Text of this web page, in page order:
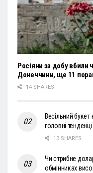
Росіяни за добу вбили
Донеччини, ще 11
14 SHARES
Весільний букет
головні
13 SHARES
Чи стрибне
обмінниках